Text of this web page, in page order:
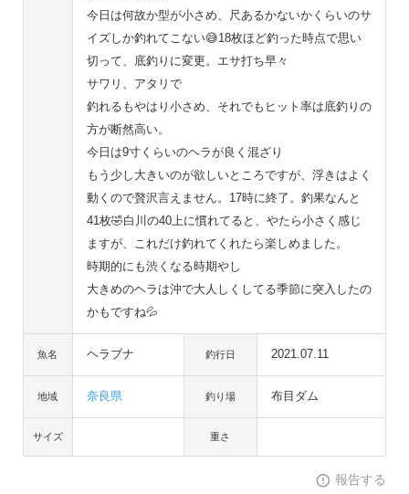
今日は何故か型が小さめ、尺あるかないかくらいのサ
イズしか釣れてこない😅18枚ほど釣った時点で思い
切って、底釣りに変更。エサ打ち早々
サワリ、アタリで
釣れるもやはり小さめ、それでもヒット率は底釣りの
方が断然高い。
今日は9寸くらいのヘラが良く混ざり
もう少し大きいのが欲しいところですが、浮きはよく
動くので贅沢言えません。17時に終了。釣果なんと
41枚🤣白川の40上に慣れてると、やたら小さく感じ
ますが、これだけ釣れてくれたら楽しめました。
時期的にも渋くなる時期やし
大きめのヘラは沖で大人しくしてる季節に突入したの
かもですね💦
魚名 ヘラブナ 釣行日 2021.07.11
地域 奈良県 釣り場 布目ダム
サイズ 重さ
報告する